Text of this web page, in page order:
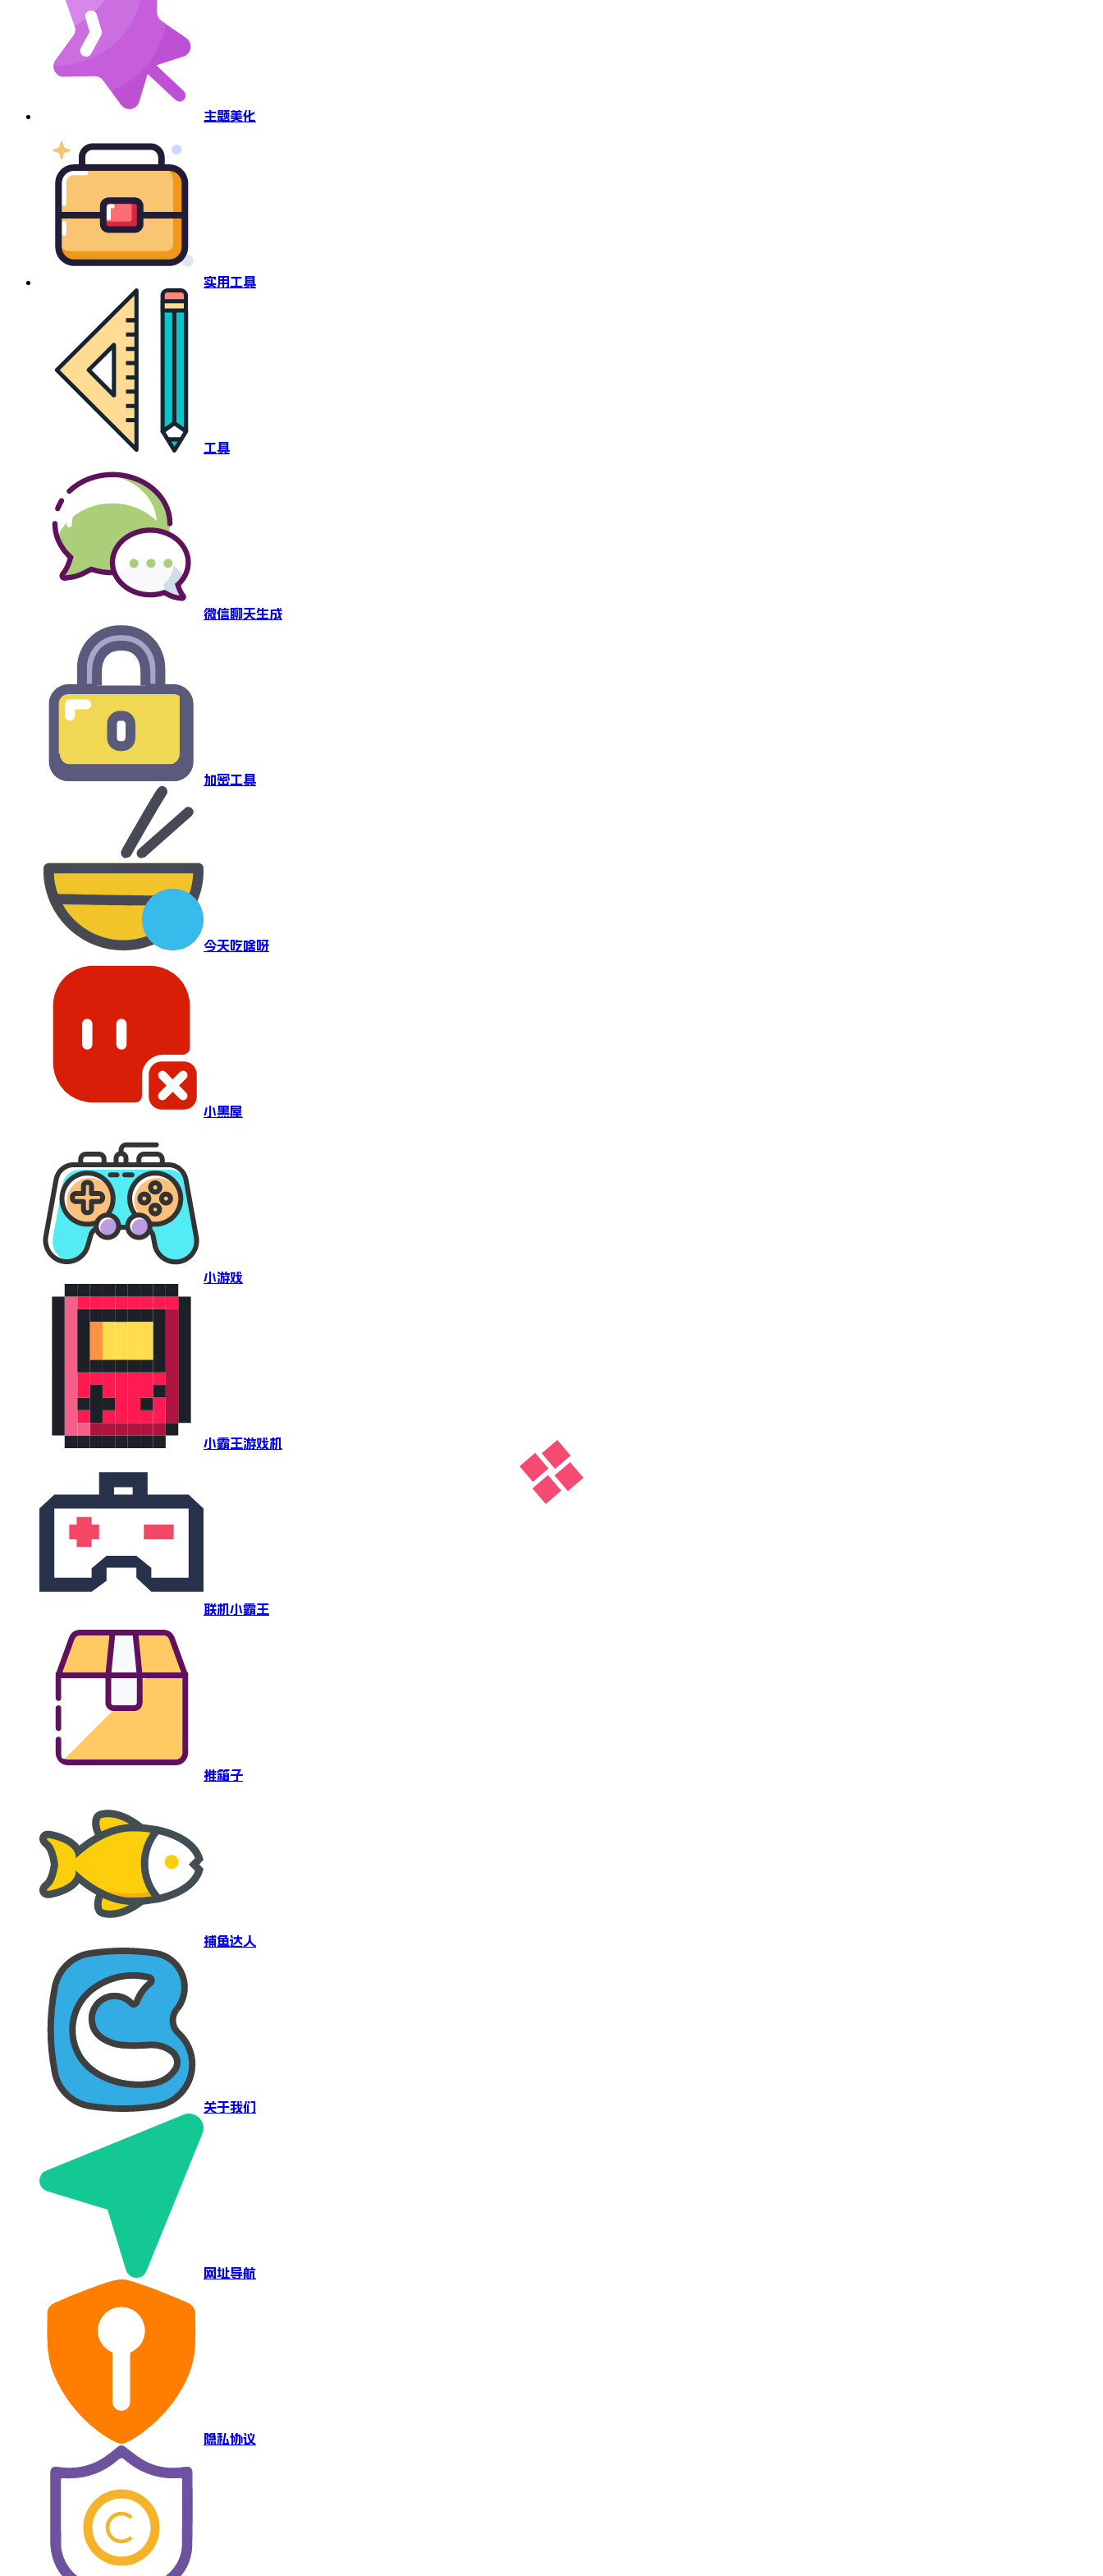
主题美化
实用工具
工具
微信聊天生成
加密工具
今天吃啥呀
小黑屋
小游戏
小霸王游戏机
联机小霸王
推箱子
捕鱼达人
关于我们
网址导航
隐私协议